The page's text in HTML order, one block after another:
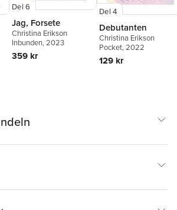
Del 6
Jag, Forsete
Christina Erikson
Inbunden, 2023
359 kr
Del 4
Debutanten
Christina Erikson
Pocket, 2022
129 kr